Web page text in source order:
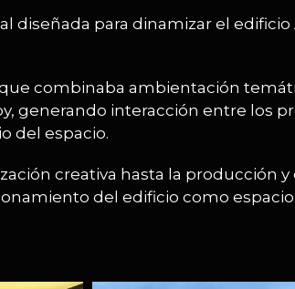
diseñada para dinamizar el edificio
combinaba ambientación
generando interacción entre los
del espacio.
creativa hasta la producción
del edificio como